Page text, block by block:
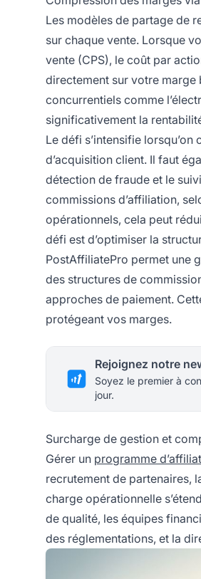
Les modèles de partage de
sur chaque vente. Lorsque
vente (CPS), le coût par
directement sur votre marge
concurrentiels comme
significativement la
Le défi s’intensifie lorsqu’on
d’acquisition client. Il faut
détection de fraude et le
commissions d’affiliation,
opérationnels, cela peut
défi est d’optimiser la
PostAffiliatePro permet une
des structures de
approches de paiement.
protégeant vos marges.
Rejoignez notre
Soyez le premier à
jour.
Surcharge de gestion et
Gérer un programme
recrutement de partenaires,
charge opérationnelle
de qualité, les équipes
des réglementations, et la